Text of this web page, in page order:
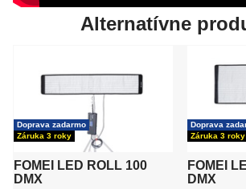
Alternatívne
Doprava zadarmo
Záruka 3 roky
FOMEI LED ROLL 100
DMX
Doprava
Záruka 3 roky
FOMEI
DMX